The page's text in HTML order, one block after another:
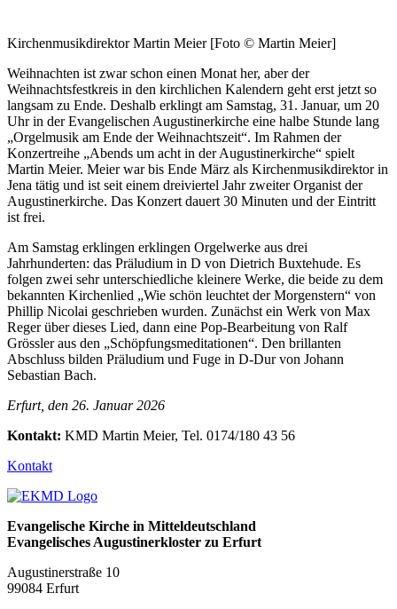
Kirchenmusikdirektor Martin Meier [Foto © Martin Meier]
Weihnachten ist zwar schon einen Monat her, aber der
Weihnachtsfestkreis in den kirchlichen Kalendern geht erst jetzt so
langsam zu Ende. Deshalb erklingt am Samstag, 31. Januar, um 20
Uhr in der Evangelischen Augustinerkirche eine halbe Stunde lang
„Orgelmusik am Ende der Weihnachtszeit“. Im Rahmen der
Konzertreihe „Abends um acht in der Augustinerkirche“ spielt
Martin Meier. Meier war bis Ende März als Kirchenmusikdirektor in
Jena tätig und ist seit einem dreiviertel Jahr zweiter Organist der
Augustinerkirche. Das Konzert dauert 30 Minuten und der Eintritt
ist frei.
Am Samstag erklingen erklingen Orgelwerke aus drei
Jahrhunderten: das Präludium in D von Dietrich Buxtehude. Es
folgen zwei sehr unterschiedliche kleinere Werke, die beide zu dem
bekannten Kirchenlied „Wie schön leuchtet der Morgenstern“ von
Phillip Nicolai geschrieben wurden. Zunächst ein Werk von Max
Reger über dieses Lied, dann eine Pop-Bearbeitung von Ralf
Grössler aus den „Schöpfungsmeditationen“. Den brillanten
Abschluss bilden Präludium und Fuge in D-Dur von Johann
Sebastian Bach.
Erfurt, den 26. Januar 2026
Kontakt: KMD Martin Meier, Tel. 0174/180 43 56
Kontakt
Evangelische Kirche in Mitteldeutschland
Evangelisches Augustinerkloster zu Erfurt
Augustinerstraße 10
99084 Erfurt